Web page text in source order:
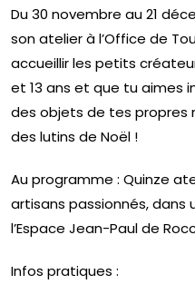
Du 30 novembre au 21
son atelier à l’Office de
accueillir les petits
et 13 ans et que tu aimes
des objets de tes propres
des lutins de Noël !
Au programme : Quinze
artisans passionnés, dans
l’Espace Jean-Paul de
Infos pratiques :